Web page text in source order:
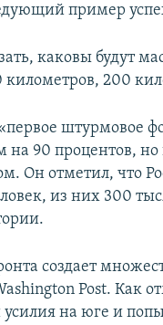
пример
каковы будут
200
штурмовое
на 90 процентов,
Он отметил, что
из них 300
создает
Post. Как
усилия на юге и